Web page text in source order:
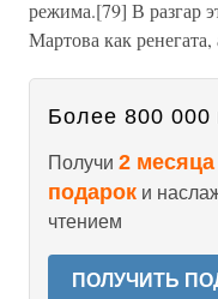
режима.[79] В разгар
Мартова как ренегата,
Более 800 000
Получи 2
подарок и
чтением
ПОЛУЧИТЬ